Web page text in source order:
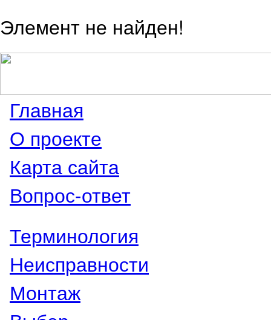
Элемент не найден!
Главная
О проекте
Карта сайта
Вопрос-ответ
Терминология
Неисправности
Монтаж